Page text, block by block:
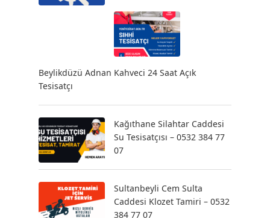
Beylikdüzü Adnan Kahveci 24 Saat Açık
Tesisatçı
Kağıthane Silahtar Caddesi
Su Tesisatçısı – 0532 384 77
07
Sultanbeyli Cem Sulta
Caddesi Klozet Tamiri – 0532
384 77 07